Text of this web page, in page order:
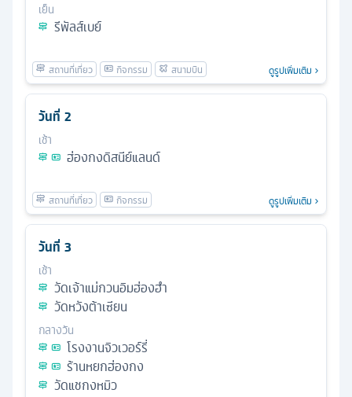
เย็น
รีพัลส์เบย์
ดูรูปเพิ่มเติม
วันที่ 2
เช้า
ฮ่องกงดิสนีย์แลนด์
ดูรูปเพิ่มเติม
วันที่ 3
เช้า
วัดเจ้าแม่กวนอิมฮ่องฮำ
วัดหวังต้าเซียน
กลางวัน
โรงงานจิวเวอร์รี่
ร้านหยกฮ่องกง
วัดแชกงหมิว